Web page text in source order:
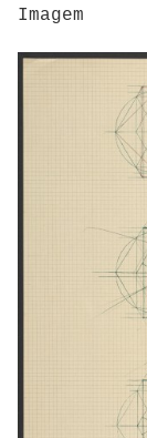
Imagem